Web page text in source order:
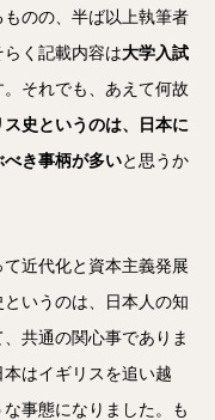
のの、半ば以上執筆者
く記載内容は大学入試
。それでも、あえて何故
ス史というのは、日本に
べき事柄が多いと思うか
近代化と資本主義発展
いうのは、日本人の知
共通の関心事でありま
はイギリスを追い越
事態になりました。も